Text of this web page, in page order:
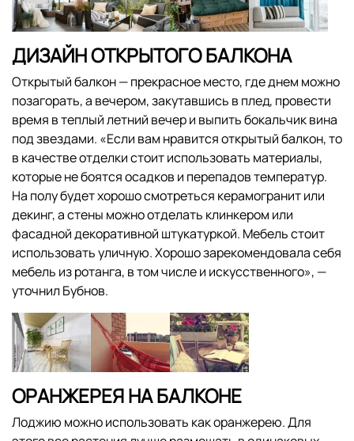
ДИЗАЙН ОТКРЫТОГО БАЛКОНА
Открытый балкон — прекрасное место, где днем можно
позагорать, а вечером, закутавшись в плед, провести
время в теплый летний вечер и выпить бокальчик вина
под звездами. «Если вам нравится открытый балкон, то
в качестве отделки стоит использовать материалы,
которые не боятся осадков и перепадов температур.
На полу будет хорошо смотреться керамогранит или
декинг, а стены можно отделать клинкером или
фасадной декоративной штукатуркой. Мебель стоит
использовать уличную. Хорошо зарекомендовала себя
мебель из ротанга, в том числе и искусственного», —
уточнил Бубнов.
ОРАНЖЕРЕЯ НА БАЛКОНЕ
Лоджию можно использовать как оранжерею. Для